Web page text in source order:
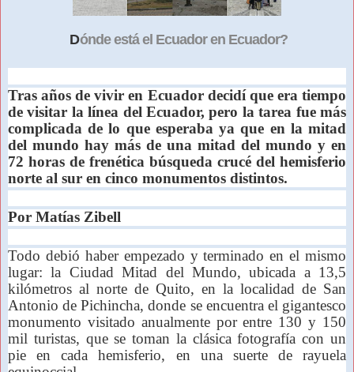
Dónde está el Ecuador en Ecuador?
Tras años de vivir en Ecuador decidí que era tiempo
de visitar la línea del Ecuador, pero la tarea fue más
complicada de lo que esperaba ya que en la mitad
del mundo hay más de una mitad del mundo y en
72 horas de frenética búsqueda crucé del hemisferio
norte al sur en cinco monumentos distintos.
Por Matías Zibell
Todo debió haber empezado y terminado en el mismo
lugar: la Ciudad Mitad del Mundo, ubicada a 13,5
kilómetros al norte de Quito, en la localidad de San
Antonio de Pichincha, donde se encuentra el gigantesco
monumento visitado anualmente por entre 130 y 150
mil turistas, que se toman la clásica fotografía con un
pie en cada hemisferio, en una suerte de rayuela